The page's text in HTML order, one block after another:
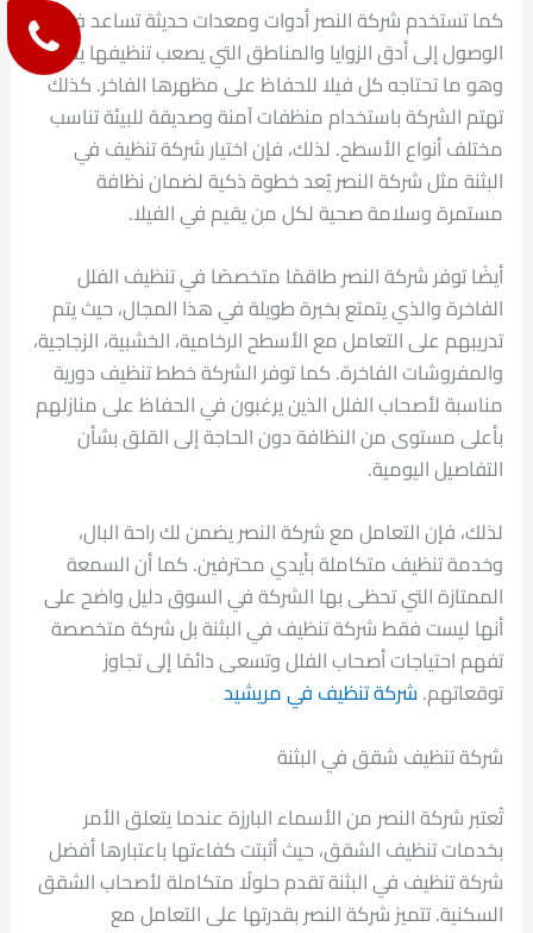
كما تستخدم شركة النصر أدوات ومعدات حديثة تساعد في
الوصول إلى أدق الزوايا والمناطق التي يصعب تنظيفها يدويًا،
وهو ما تحتاجه كل فيلا للحفاظ على مظهرها الفاخر. كذلك
تهتم الشركة باستخدام منظفات آمنة وصديقة للبيئة تناسب
مختلف أنواع الأسطح. لذلك، فإن اختيار شركة تنظيف في
البثنة مثل شركة النصر يُعد خطوة ذكية لضمان نظافة
مستمرة وسلامة صحية لكل من يقيم في الفيلا.
أيضًا توفر شركة النصر طاقمًا متخصصًا في تنظيف الفلل
الفاخرة والذي يتمتع بخبرة طويلة في هذا المجال، حيث يتم
تدريبهم على التعامل مع الأسطح الرخامية، الخشبية، الزجاجية،
والمفروشات الفاخرة. كما توفر الشركة خطط تنظيف دورية
مناسبة لأصحاب الفلل الذين يرغبون في الحفاظ على منازلهم
بأعلى مستوى من النظافة دون الحاجة إلى القلق بشأن
التفاصيل اليومية.
لذلك، فإن التعامل مع شركة النصر يضمن لك راحة البال،
وخدمة تنظيف متكاملة بأيدي محترفين. كما أن السمعة
الممتازة التي تحظى بها الشركة في السوق دليل واضح على
أنها ليست فقط شركة تنظيف في البثنة بل شركة متخصصة
تفهم احتياجات أصحاب الفلل وتسعى دائمًا إلى تجاوز
توقعاتهم. شركة تنظيف في مريشيد
شركة تنظيف شقق في البثنة
تُعتبر شركة النصر من الأسماء البارزة عندما يتعلق الأمر
بخدمات تنظيف الشقق، حيث أثبتت كفاءتها باعتبارها أفضل
شركة تنظيف في البثنة تقدم حلولًا متكاملة لأصحاب الشقق
السكنية. تتميز شركة النصر بقدرتها على التعامل مع